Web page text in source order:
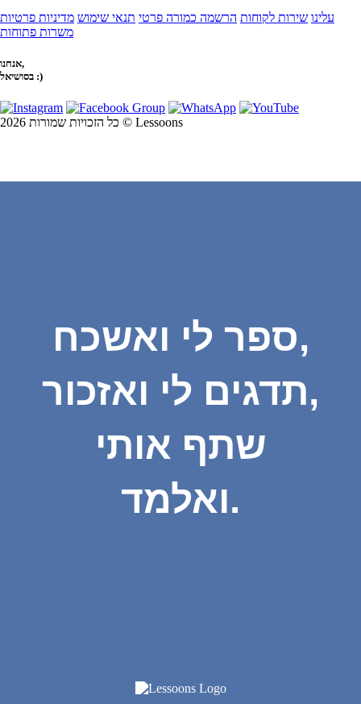
עלינו שירות לקוחות הרשמה כמורה פרטי תנאי שימוש מדיניות פרטיות
משרות פתוחות
אנחנו,
בסושיאל :)
כל הזכויות שמורות 2026 © Lessoons
ספר לי ואשכח,
תדגים לי ואזכור,
שתף אותי
ואלמד.